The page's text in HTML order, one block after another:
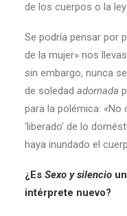
de los cuerpos o la
Se podría pensar por
de la mujer» nos
sin embargo, nunca
de soledad adornada
para la polémica: «No
‘liberado’ de lo
haya inundado el
¿Es Sexo y silencio
intérprete nuevo?